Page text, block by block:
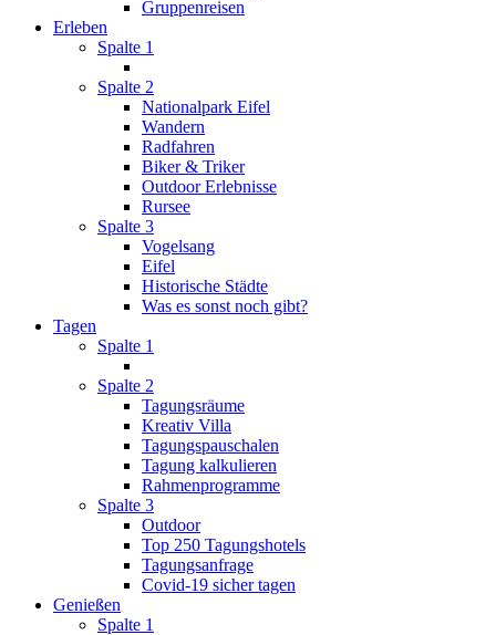
Gruppenreisen
Erleben
Spalte 1
Spalte 2
Nationalpark Eifel
Wandern
Radfahren
Biker & Triker
Outdoor Erlebnisse
Rursee
Spalte 3
Vogelsang
Eifel
Historische Städte
Was es sonst noch gibt?
Tagen
Spalte 1
Spalte 2
Tagungsräume
Kreativ Villa
Tagungspauschalen
Tagung kalkulieren
Rahmenprogramme
Spalte 3
Outdoor
Top 250 Tagungshotels
Tagungsanfrage
Covid-19 sicher tagen
Genießen
Spalte 1